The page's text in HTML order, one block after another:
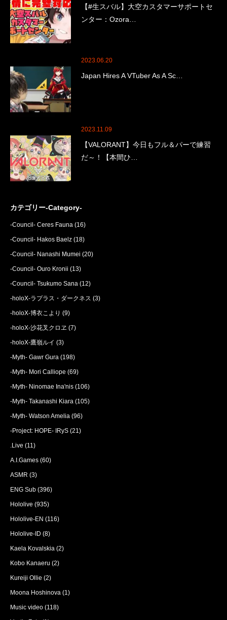
【#生スバル】大空カスタマーサポートセ
ンター：Ozora…
2023.06.20
Japan Hires A VTuber As A Sc…
2023.11.09
【VALORANT】今日もフル＆パーで練習
だ～！【本間ひ…
カテゴリー-Category-
-Council- Ceres Fauna (16)
-Council- Hakos Baelz (18)
-Council- Nanashi Mumei (20)
-Council- Ouro Kronii (13)
-Council- Tsukumo Sana (12)
-holoX-ラプラス・ダークネス (3)
-holoX-博衣こより (9)
-holoX-沙花叉クロヱ (7)
-holoX-鷹嶺ルイ (3)
-Myth- Gawr Gura (198)
-Myth- Mori Calliope (69)
-Myth- Ninomae Ina'nis (106)
-Myth- Takanashi Kiara (105)
-Myth- Watson Amelia (96)
-Project: HOPE- IRyS (21)
.Live (11)
A.I.Games (60)
ASMR (3)
ENG Sub (396)
Hololive (935)
Hololive-EN (116)
Hololive-ID (8)
Kaela Kovalskia (2)
Kobo Kanaeru (2)
Kureiji Ollie (2)
Moona Hoshinova (1)
Music video (118)